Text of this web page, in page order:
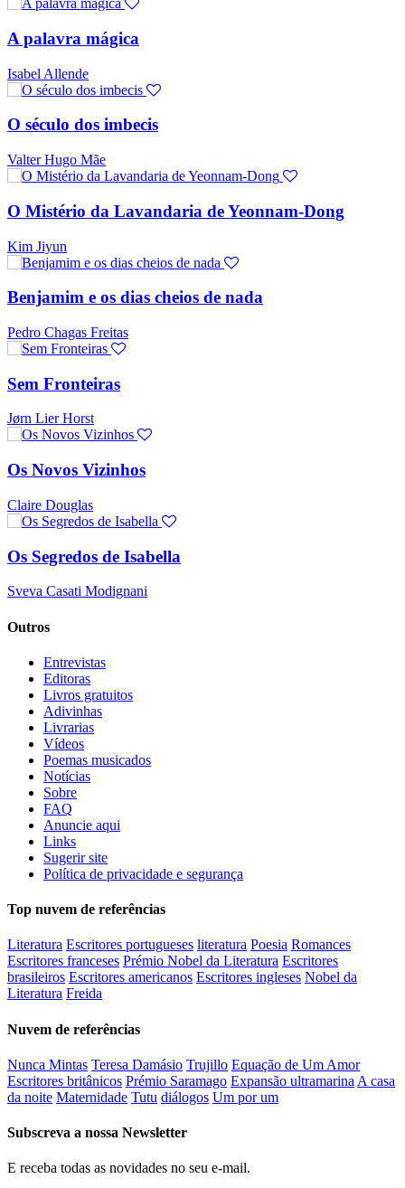
A palavra mágica
Isabel Allende
O século dos imbecis
Valter Hugo Mãe
O Mistério da Lavandaria de Yeonnam-Dong
Kim Jiyun
Benjamim e os dias cheios de nada
Pedro Chagas Freitas
Sem Fronteiras
Jørn Lier Horst
Os Novos Vizinhos
Claire Douglas
Os Segredos de Isabella
Sveva Casati Modignani
Outros
Entrevistas
Editoras
Livros gratuitos
Adivinhas
Livrarias
Vídeos
Poemas musicados
Notícias
Sobre
FAQ
Anuncie aqui
Links
Sugerir site
Política de privacidade e segurança
Top nuvem de referências
Literatura Escritores portugueses literatura Poesia Romances
Escritores franceses Prémio Nobel da Literatura Escritores
brasileiros Escritores americanos Escritores ingleses Nobel da
Literatura Freida
Nuvem de referências
Nunca Mintas Teresa Damásio Trujillo Equação de Um Amor
Escritores britânicos Prémio Saramago Expansão ultramarina A casa
da noite Maternidade Tutu diálogos Um por um
Subscreva a nossa Newsletter
E receba todas as novidades no seu e-mail.